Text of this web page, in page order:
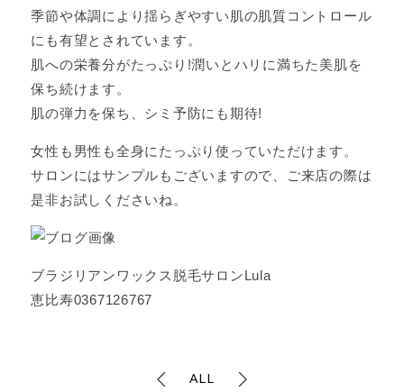
季節や体調により揺らぎやすい肌の肌質コントロール
にも有望とされています。
肌への栄養分がたっぷり!潤いとハリに満ちた美肌を
保ち続けます。
肌の弾力を保ち、シミ予防にも期待!
女性も男性も全身にたっぷり使っていただけます。
サロンにはサンプルもございますので、ご来店の際は
是非お試しくださいね。
ブラジリアンワックス脱毛サロンLula
恵比寿0367126767
ALL